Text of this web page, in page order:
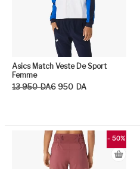
Asics Match Veste De Sport
Femme
13 950 DA
Le prix initial était : 13 950DA.
6 950 DA
Le prix actuel est : 6 950DA.
- 50%